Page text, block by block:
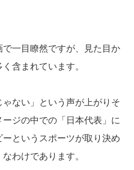
一目瞭然ですが、見た目か
含まれています。
ない」という声が上がりそ
ジの中での「日本代表」に
というスポーツが取り決め
わけであります。